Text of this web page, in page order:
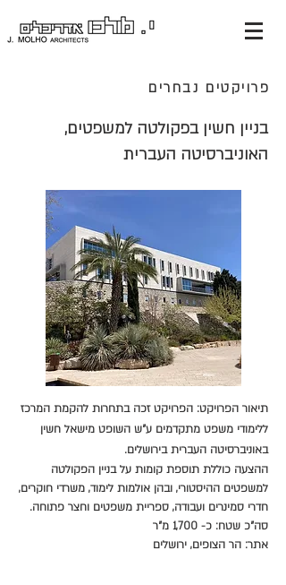
בניין חשין בפקולטה למשפטים,
האוניברסיטה העברית
תיאור הפרויקט: הפרויקט זכה בתחרות להקמת המרכז
ללימודי משפט מתקדמים ע"ש השופט מישאל חשין
באוניברסיטה העברית בירושלים.
ההצעה כוללת תוספת קומות על בניין הפקולטה
למשפטים ההיסטורי, ובהן אולמות לימוד, משרדי חוקרים,
חדרי סמינרים ועבודה, ספריית משפטים וחצר פתוחה.
סה"כ שטח: כ- 1,700 מ"ר
אתר: הר הצופים, ירושלים